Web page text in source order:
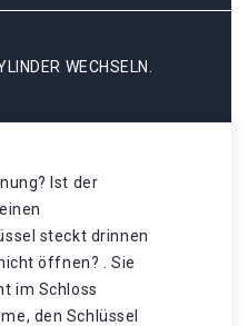
WECHSELN.
Ist der
steckt drinnen
öffnen? . Sie
im Schloss
den Schlüssel